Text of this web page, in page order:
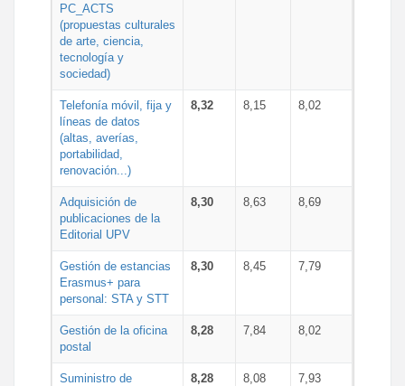
PC_ACTS
(propuestas culturales
de arte, ciencia,
tecnología y
sociedad)
Telefonía móvil, fija y
líneas de datos
(altas, averías,
portabilidad,
renovación...)
8,32 8,15 8,02
Adquisición de
publicaciones de la
Editorial UPV
8,30 8,63 8,69
Gestión de estancias
Erasmus+ para
personal: STA y STT
8,30 8,45 7,79
Gestión de la oficina
postal
8,28 7,84 8,02
Suministro de
8,28 8,08 7,93